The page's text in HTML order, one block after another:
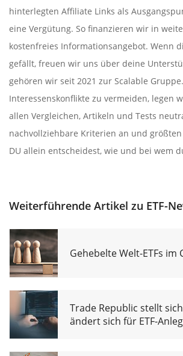
hinterlegten Affiliate Links als
eine Vergütung. So finanzieren wir in
kostenfreies Informationsangebot. Wenn
gefällt, freuen wir uns über deine
gehören wir seit 2021 zur Scalable
Interessenskonflikte zu vermeiden, legen
allen Vergleichen, Artikeln und Tests
nachvollziehbare Kriterien an und
DU allein entscheidest, wie und bei wem
Weiterführende Artikel zu ETF-
Gehebelte Welt-ETFs im
Trade Republic stellt
ändert sich für ETF-